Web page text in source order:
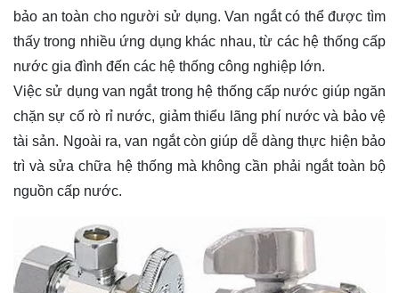
bảo an toàn cho người sử dụng. Van ngắt có thể được tìm
thấy trong nhiều ứng dụng khác nhau, từ các hệ thống cấp
nước gia đình đến các hệ thống công nghiệp lớn.
Việc sử dụng van ngắt trong hệ thống cấp nước giúp ngăn
chặn sự cố rò rỉ nước, giảm thiểu lãng phí nước và bảo vệ
tài sản. Ngoài ra, van ngắt còn giúp dễ dàng thực hiện bảo
trì và sửa chữa hệ thống mà không cần phải ngắt toàn bộ
nguồn cấp nước.